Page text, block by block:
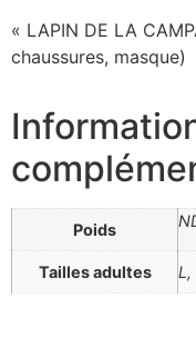
« LAPIN DE LA
chaussures, masque)
Poids
Tailles adultes L,